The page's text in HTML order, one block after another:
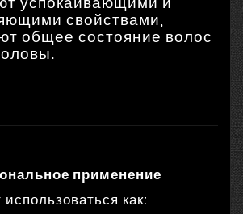
свойствами,
общее состояние волос
применение
как: